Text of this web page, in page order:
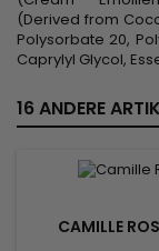
(Derived from
Polysorbate 20,
Caprylyl Glycol,
16 ANDERE
CAMILLE